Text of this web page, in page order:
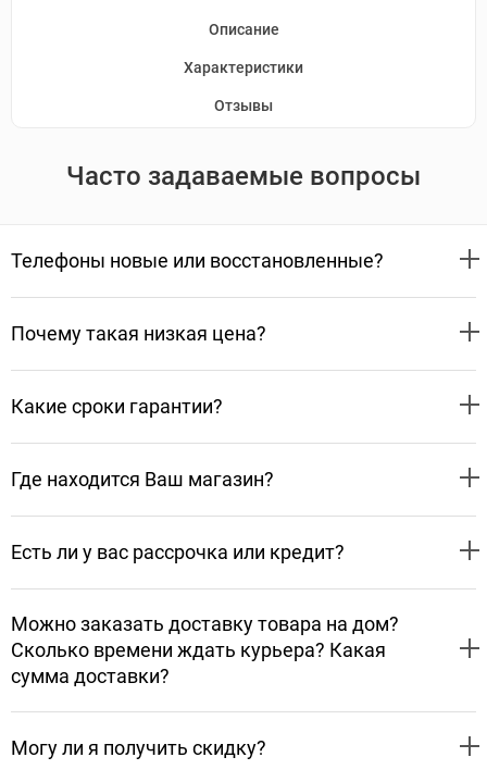
Описание
Характеристики
Отзывы
Часто задаваемые вопросы
Телефоны новые или восстановленные?
Почему такая низкая цена?
Какие сроки гарантии?
Где находится Ваш магазин?
Есть ли у вас рассрочка или кредит?
Можно заказать доставку товара на дом?
Сколько времени ждать курьера? Какая
сумма доставки?
Могу ли я получить скидку?